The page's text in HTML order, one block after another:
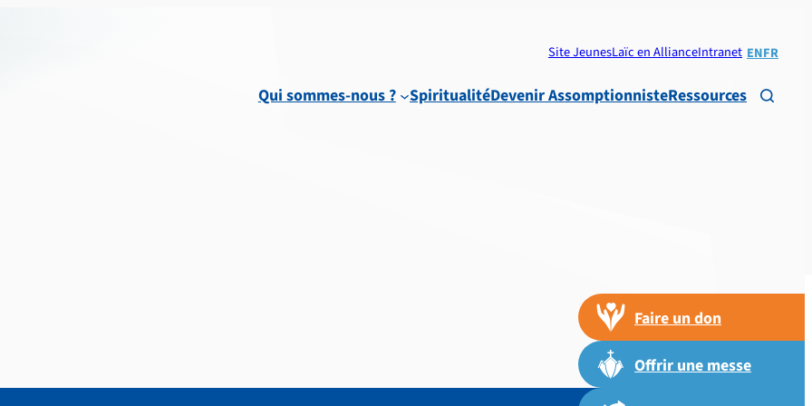
Site JeunesLaïc en AllianceIntranet ENFR
Qui sommes-nous ? SpiritualitéDevenir AssomptionnisteRessources 
Faire un don
Offrir une messe